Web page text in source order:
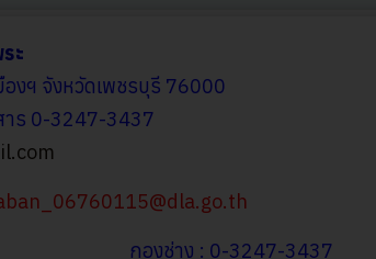
ะ
องฯ จังหวัดเพชรบุรี 76000
ร 0-3247-3437
กองช่าง : 0-3247-3437